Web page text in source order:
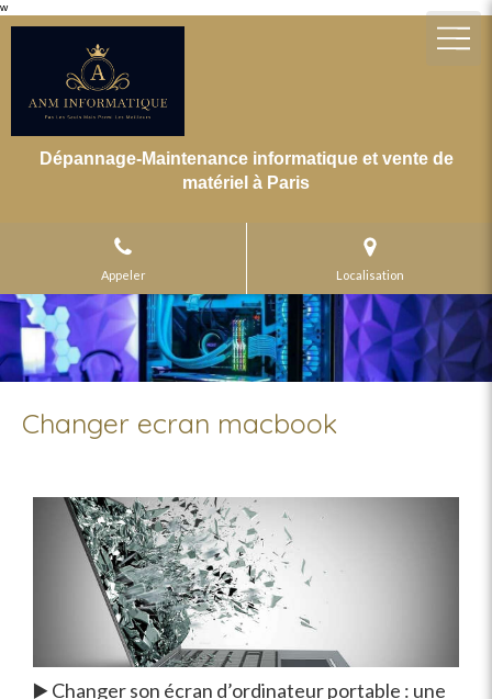
w
Dépannage-Maintenance informatique et vente de
matériel à Paris
Appeler Localisation
Changer ecran macbook
▶️ Changer son écran d’ordinateur portable : une